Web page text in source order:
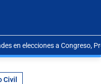
en elecciones a Congreso,
Civil